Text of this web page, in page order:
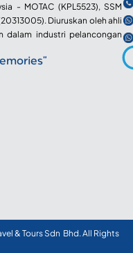
- MOTAC (KPL5523), SSM
Diuruskan oleh ahli
dalam industri pelancongan
& Tours Sdn Bhd. All Rights